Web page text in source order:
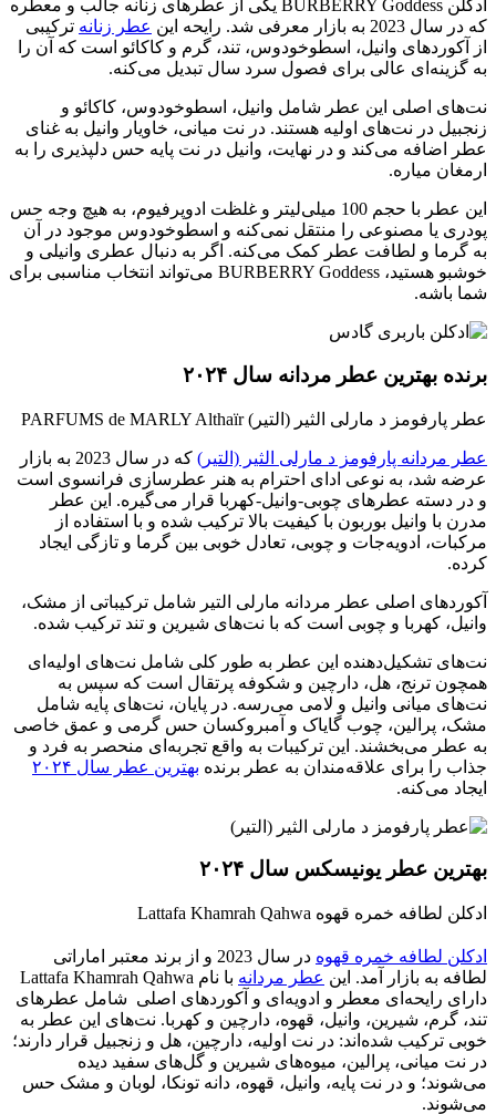
ادکلن BURBERRY Goddess یکی از عطرهای زنانه جالب و معطره
که در سال 2023 به بازار معرفی شد. رایحه این
عطر زنانه ترکیبی
از آکوردهای وانیل، اسطوخودوس، تند، گرم و کاکائو است که آن را
به گزینه‌ای عالی برای فصول سرد سال تبدیل می‌کنه.
نت‌های اصلی این عطر شامل وانیل، اسطوخودوس، کاکائو و
زنجبیل در نت‌های اولیه هستند. در نت میانی، خاویار وانیل به غنای
عطر اضافه می‌کند و در نهایت، وانیل در نت پایه حس دلپذیری را به
ارمغان میاره.
این عطر با حجم 100 میلی‌لیتر و غلظت ادوپرفیوم، به هیچ وجه حس
پودری یا مصنوعی را منتقل نمی‌کنه و اسطوخودوس موجود در آن
به گرما و لطافت عطر کمک می‌کنه. اگر به دنبال عطری وانیلی و
خوشبو هستید، BURBERRY Goddess می‌تواند انتخاب مناسبی برای
شما باشه.
برنده بهترین عطر مردانه سال ۲۰۲۴
عطر پارفومز د مارلی الثیر (التیر) PARFUMS de MARLY Althaïr
عطر مردانه پارفومز د مارلی الثیر (التیر)
که در سال 2023 به بازار
عرضه شد، به نوعی ادای احترام به هنر عطرسازی فرانسوی است
و در دسته عطرهای چوبی-وانیل-کهربا قرار می‌گیره. این عطر
مدرن با وانیل بوربون با کیفیت بالا ترکیب شده و با استفاده از
مرکبات، ادویه‌جات و چوبی، تعادل خوبی بین گرما و تازگی ایجاد
کرده.
آکوردهای اصلی عطر مردانه مارلی التیر شامل ترکیباتی از مشک،
وانیل، کهربا و چوبی است که با نت‌های شیرین و تند ترکیب شده.
نت‌های تشکیل‌دهنده این عطر به طور کلی شامل نت‌های اولیه‌ای
همچون ترنج، هل، دارچین و شکوفه پرتقال است که سپس به
نت‌های میانی وانیل و لامی می‌رسه. در پایان، نت‌های پایه شامل
مشک، پرالین، چوب گایاک و آمبروکسان حس گرمی و عمق خاصی
به عطر می‌بخشند. این ترکیبات به واقع تجربه‌ای منحصر به فرد و
جذاب را برای علاقه‌مندان به عطر برنده بهترین عطر سال ۲۰۲۴
ایجاد می‌کنه.
بهترین عطر یونیسکس سال ۲۰۲۴
ادکلن لطافه خمره قهوه Lattafa Khamrah Qahwa
ادکلن لطافه خمره قهوه‌
در سال 2023 و از برند معتبر اماراتی
لطافه به بازار آمد. این عطر مردانه
با نام Lattafa Khamrah Qahwa
دارای رایحه‌ای معطر و ادویه‌ای و آکوردهای اصلی شامل عطرهای
تند، گرم، شیرین، وانیل، قهوه، دارچین و کهربا. نت‌های این عطر به
خوبی ترکیب شده‌اند: در نت اولیه، دارچین، هل و زنجبیل قرار دارند؛
در نت میانی، پرالین، میوه‌های شیرین و گل‌های سفید دیده
می‌شوند؛ و در نت پایه، وانیل، قهوه، دانه تونکا، لوبان و مشک حس
می‌شوند.